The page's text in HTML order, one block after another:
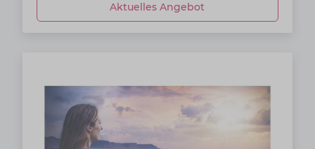
Aktuelles Angebot